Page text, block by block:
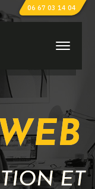
06 67 03 14 04
ET